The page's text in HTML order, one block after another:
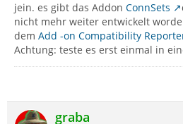
jein. es gibt das Addon ConnSets
nicht mehr weiter entwickelt
dem Add -on Compatibility
Achtung: teste es erst einmal in
graba